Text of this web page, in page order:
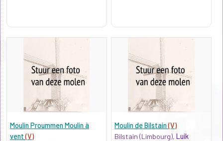
Moulin Proummen Moulin à
vent(V)
Moulin de Bilstain(V)
Bilstain (Limbourg),Luik